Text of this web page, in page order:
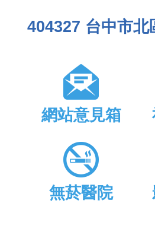
404327 台中市北
網站意見箱
無菸醫院